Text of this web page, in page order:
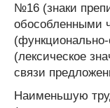
№16 (знаки
обособленными
(лексическое
связи
Наименьшую